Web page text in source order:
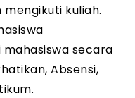
kuliah.
secara
Absensi,